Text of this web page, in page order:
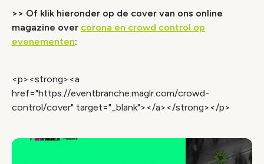
>> Of klik hieronder op de cover van ons online
magazine over corona en crowd control op
evenementen:
<p><strong><a
href="https://eventbranche.maglr.com/crowd-
control/cover" target="_blank"></a></strong></p>